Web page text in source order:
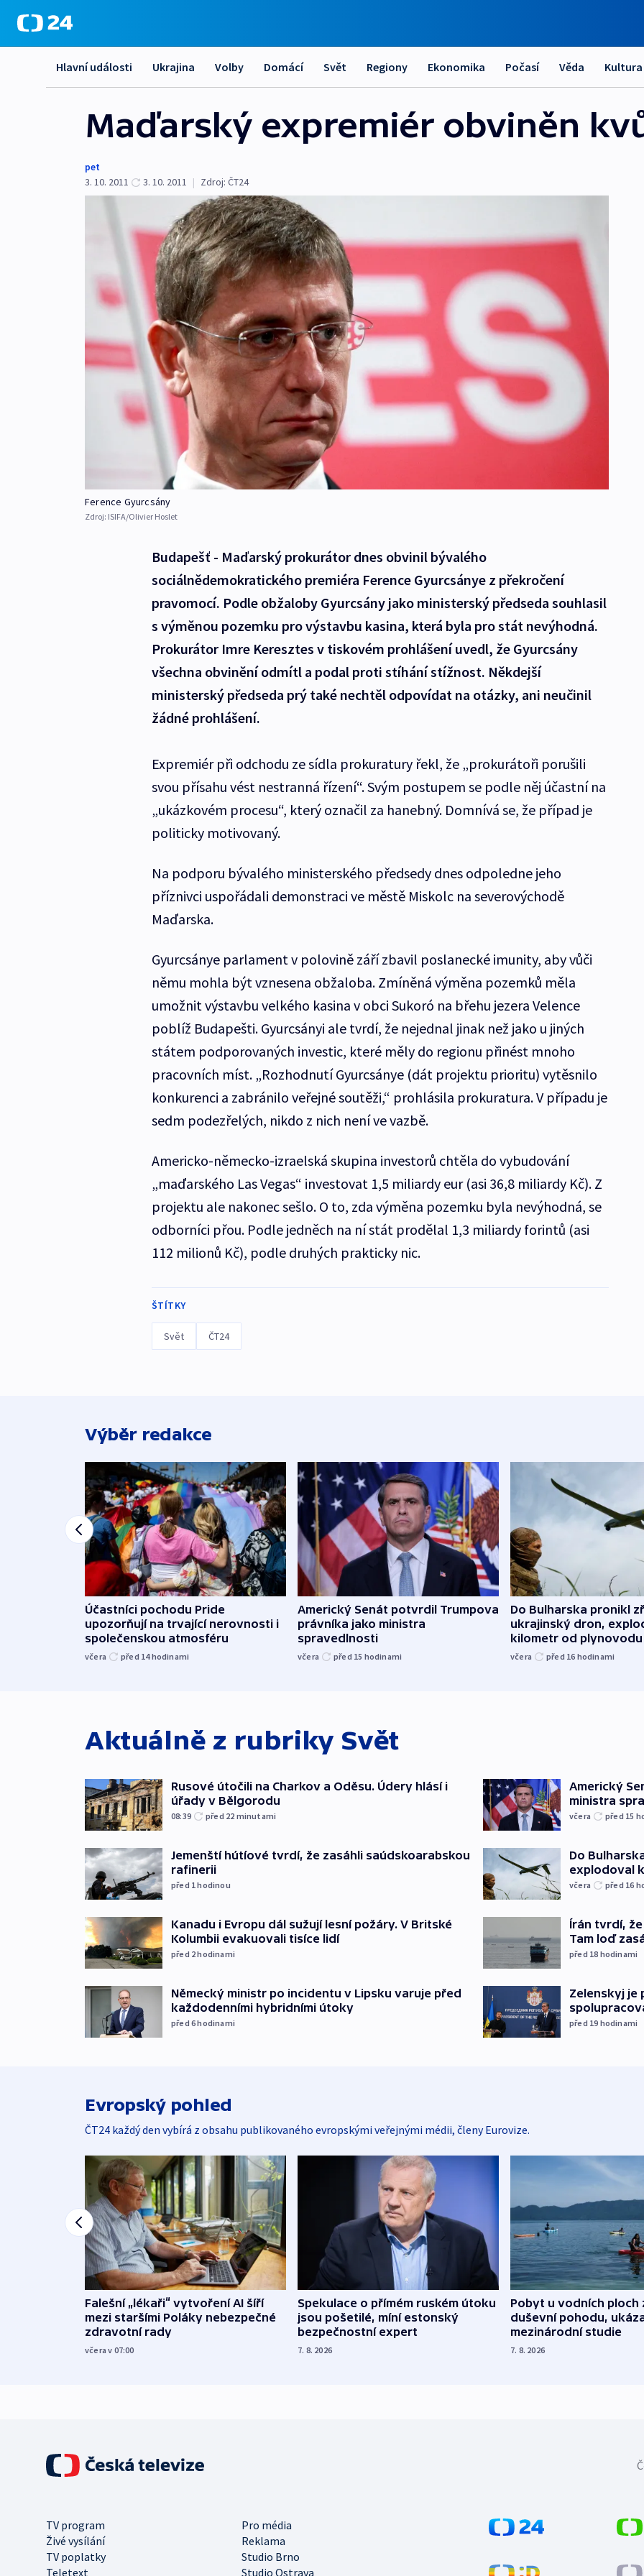
Hlavní události Ukrajina Volby Domácí Svět Regiony Ekonomika Počasí Věda Kultura
Maďarský expremiér obviněn
pet
3. 10. 2011
3. 10. 2011 | Zdroj: ČT24
Ference Gyurcsány
Zdroj: ISIFA/Olivier Hoslet
Budapešť - Maďarský prokurátor dnes obvinil bývalého
sociálnědemokratického premiéra Ference Gyurcsánye z překročení
pravomocí. Podle obžaloby Gyurcsány jako ministerský předseda souhlasil
s výměnou pozemku pro výstavbu kasina, která byla pro stát nevýhodná.
Prokurátor Imre Keresztes v tiskovém prohlášení uvedl, že Gyurcsány
všechna obvinění odmítl a podal proti stíhání stížnost. Někdejší
ministerský předseda prý také nechtěl odpovídat na otázky, ani neučinil
žádné prohlášení.
Expremiér při odchodu ze sídla prokuratury řekl, že „prokurátoři porušili
svou přísahu vést nestranná řízení“. Svým postupem se podle něj účastní na
„ukázkovém procesu“, který označil za hanebný. Domnívá se, že případ je
politicky motivovaný.
Na podporu bývalého ministerského předsedy dnes odpoledne jeho
příznivci uspořádali demonstraci ve městě Miskolc na severovýchodě
Maďarska.
Gyurcsánye parlament v polovině září zbavil poslanecké imunity, aby vůči
němu mohla být vznesena obžaloba. Zmíněná výměna pozemků měla
umožnit výstavbu velkého kasina v obci Sukoró na břehu jezera Velence
poblíž Budapešti. Gyurcsányi ale tvrdí, že nejednal jinak než jako u jiných
státem podporovaných investic, které měly do regionu přinést mnoho
pracovních míst. „Rozhodnutí Gyurcsánye (dát projektu prioritu) vytěsnilo
konkurenci a zabránilo veřejné soutěži,“ prohlásila prokuratura. V případu je
sedm podezřelých, nikdo z nich není ve vazbě.
Americko-německo-izraelská skupina investorů chtěla do vybudování
„maďarského Las Vegas“ investovat 1,5 miliardy eur (asi 36,8 miliardy Kč). Z
projektu ale nakonec sešlo. O to, zda výměna pozemku byla nevýhodná, se
odborníci přou. Podle jedněch na ní stát prodělal 1,3 miliardy forintů (asi
112 milionů Kč), podle druhých prakticky nic.
ŠTÍTKY
Svět ČT24
Výběr redakce
Účastníci pochodu Pride
upozorňují na trvající nerovnosti i
společenskou atmosféru
včera před 14hodinami
Americký Senát potvrdil Trumpova
právníka jako ministra
spravedlnosti
včera před 15 hodinami
Do Bulharska pronikl
ukrajinský dron,
kilometr od plynovodu
včera před 16 hodinami
Aktuálně z rubriky Svět
Rusové útočili na Charkov a Oděsu. Údery hlásí i
úřady v Bělgorodu
08:39 před 22 minutami
Jemenští hútíové tvrdí, že zasáhli saúdskoarabskou
rafinerii
před 1hodinou
Kanadu i Evropu dál sužují lesní požáry. V Britské
Kolumbii evakuovali tisíce lidí
před 2hodinami
Německý ministr po incidentu v Lipsku varuje před
každodenními hybridními útoky
před 6hodinami
Americký
ministra
včera před 15
Do
explodoval
včera před 16
Írán tvrdí, že
Tam loď
před 18 hodinami
Zelenskyj je
před 19 hodinami
Evropský pohled
ČT24 každý den vybírá z obsahu publikovaného evropskými veřejnými médii, členy Eurovize.
Falešní „lékaři“ vytvoření AI šíří
mezi staršími Poláky nebezpečné
zdravotní rady
včera v 07:00
Spekulace o přímém ruském útoku
jsou pošetilé, míní estonský
bezpečnostní expert
7. 8. 2026
Pobyt u vodních ploch
duševní pohodu,
mezinárodní studie
7. 8. 2026
TV program
Pro média
Živé vysílání
Reklama
TV poplatky
Studio Brno
Teletext
Studio Ostrava